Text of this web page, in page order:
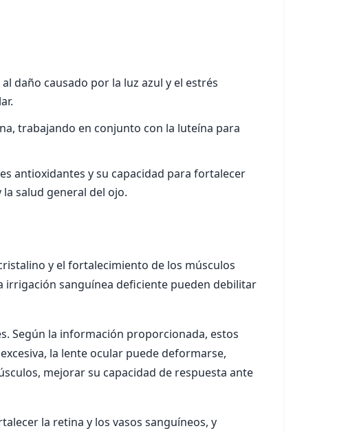
daño causado por la luz azul y el estrés
trabajando en conjunto con la luteína para
antioxidantes y su capacidad para fortalecer
salud general del ojo.
y el fortalecimiento de los músculos
irrigación sanguínea deficiente pueden debilitar
Según la información proporcionada, estos
la lente ocular puede deformarse,
mejorar su capacidad de respuesta ante
la retina y los vasos sanguíneos, y